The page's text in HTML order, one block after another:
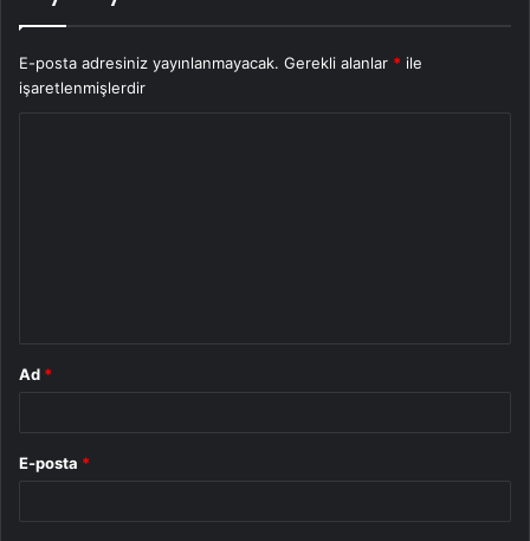
E-posta adresiniz yayınlanmayacak. Gerekli alanlar * ile
işaretlenmişlerdir
Ad *
E-posta *